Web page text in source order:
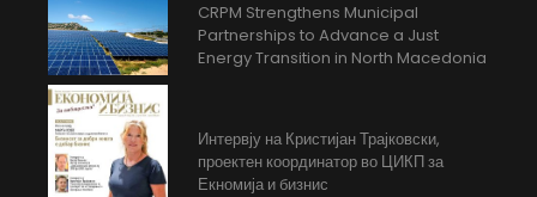
CRPM Strengthens Municipal
Partnerships to Advance a Just
Energy Transition in North Macedonia
Интервју на Кристијан Трајковски,
проектен координатор во ЦИКП за
Екномија и бизнис